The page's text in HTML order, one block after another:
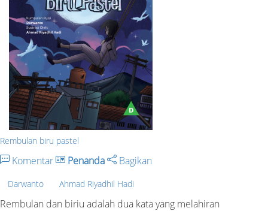
Rembulan biru pastel
Komentar Penanda Bagikan
Darwanto Ahmad Riyadhil Hadi
Rembulan dan biriu adalah dua kata yang melahiran